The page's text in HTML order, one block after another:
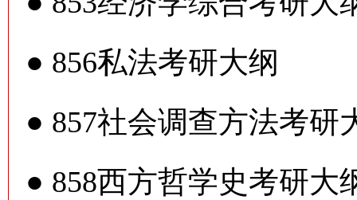
● 856私法考研大纲
● 857社会调查方法考研
● 858西方哲学史考研大